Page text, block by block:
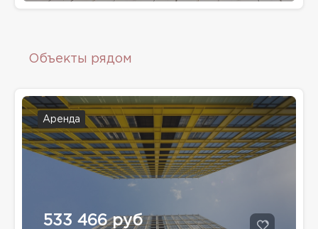
Объекты рядом
Аренда
533 466 руб